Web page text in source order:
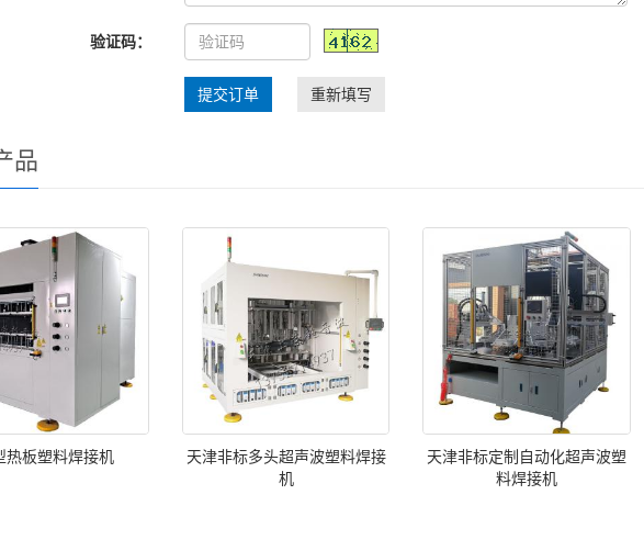
验证码：
提交订单 重新填写
品
热板塑料焊接机
天津非标多头超声波塑料焊接
机
天津非标定制自动化超声波塑
料焊接机